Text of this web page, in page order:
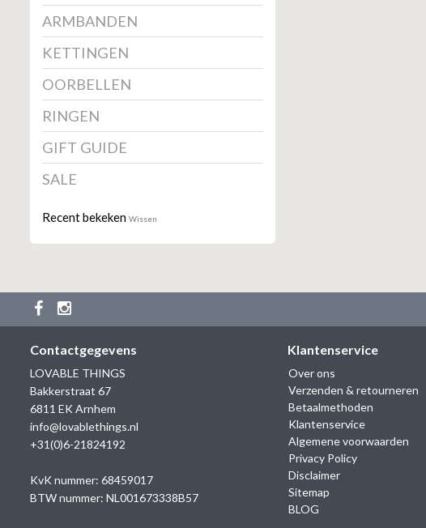
ARMBANDEN
KETTINGEN
OORBELLEN
RINGEN
GIFT GUIDE
SALE
Recent bekeken Wissen
Contactgegevens
LOVABLE THINGS
Bakkerstraat 67
6811 EK Arnhem
info@lovablethings.nl
+31(0)6-21824192
KvK nummer: 68459017
BTW nummer: NL001673338B57
Klantenservice
Over ons
Verzenden & retourneren
Betaalmethoden
Klantenservice
Algemene voorwaarden
Privacy Policy
Disclaimer
Sitemap
BLOG